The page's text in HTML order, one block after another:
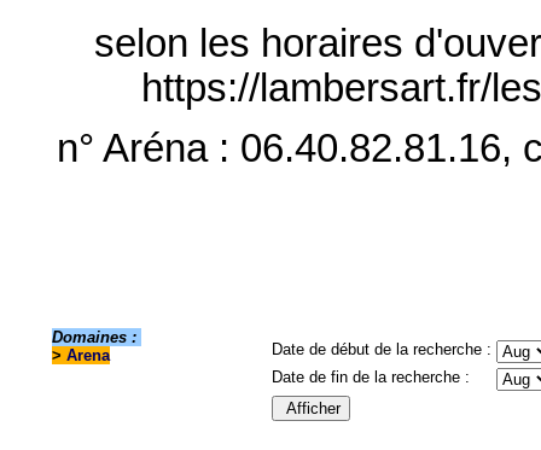
selon les horaires
https://lambersart.fr/
n° Aréna : 06.40.82.81.16,
Domaines :
> Arena
Date de début de la recherche :
Date de fin de la recherche :